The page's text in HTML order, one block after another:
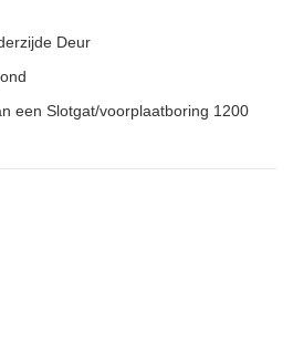
Deur
een Slotgat/voorplaatboring 1200